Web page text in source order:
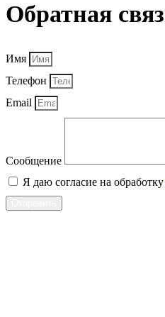
Обратная
Имя
Телефон
Email
Сообщение
Я даю согласие на обработку